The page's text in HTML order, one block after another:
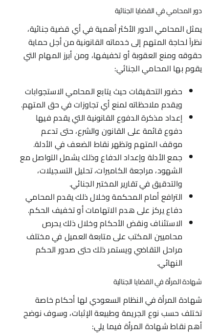
دور المحامي في القضايا الجنائية​
يمثل المحامي الدور الأكثر أهمية في أي قضية جنائية،
نظراً لحاجة المتهم إلى خدماته القانونية من أجل حماية
حقوقه ومنع العقوبة أو تخفيفها، ومن أبرز المهام التي
يقوم بها المحامي الجنائي:
حضور التحقيقات حيث يتابع المحامي الاستجوابات
ويقدم ملاحظاته لمنع أي تجاوزات في حق المتهم.
إعداد مذكرة الدفوع القانونية التي يقدم فيها
دفوع قائمة على القانون والشرع، حتى تدعم
موقف المتهم وتظهر نقاط الضعف في الأدلة.
جمع الأدلة وإعداد الدفاع وذلك يشمل التواصل مع
الشهود، مراجعة الكاميرات، تحليل التسجيلات،
والتدقيق في تقارير المختبر الجنائي.
الترافع أمام المحكمة وخلال ذلك يقدم المحامي
دفاع يركز على هدم الاتهامات أو تخفيف الحكم.
الاستئناف ونقض الأحكام وخلال ذلك يحرص
محاميين المكتب على متابعة العميل في مختلف
مراحل التقاضي ويستمر ذلك حتى صدور الحكم
النهائي.
شهادة المرأة في القضايا الجنائية​
شهادة المرأة في النظام السعودي لها أحكام خاصة
تختلف حسب نوع الجريمة وطبيعة الإثبات، وسوف نوضح
أهم نقاط شهادة المرأة فيما يلي: